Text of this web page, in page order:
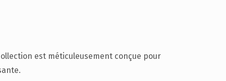
est méticuleusement conçue pour